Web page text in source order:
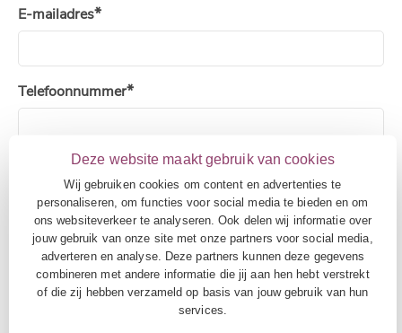
Deze website maakt gebruik van cookies
Wij gebruiken cookies om content en advertenties te
personaliseren, om functies voor social media te bieden en om
ons websiteverkeer te analyseren. Ook delen wij informatie over
jouw gebruik van onze site met onze partners voor social media,
adverteren en analyse. Deze partners kunnen deze gegevens
combineren met andere informatie die jij aan hen hebt verstrekt
of die zij hebben verzameld op basis van jouw gebruik van hun
services.
E-mailadres
Telefoonnummer
Werkzaam bij